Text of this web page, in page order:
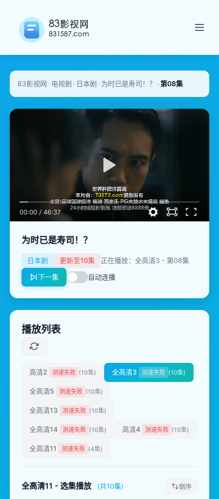
83影视网>电视剧> 日本剧>为时已是寿司！？ >第08集
00:00 / 46:37
为时已是寿司！？
日本剧 更新至10集
正在播放：全高清3 - 第08集
下一集
自动连播
播放列表
高清2 测速失败 (10集) 全高清3 测速失败 (10集)
全高清5 测速失败 (10集)
全高清13 测速失败 (10集)
全高清14 测速失败 (10集) 高清4 测速失败 (10集)
全高清11 测速失败 (4集)
全高清11 - 选集播放 (共10集) 倒序